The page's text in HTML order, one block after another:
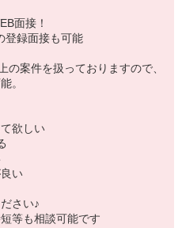
面接！
登録面接も可能
案件を扱っておりますので、
。
欲しい
い
さい♪
等も相談可能です